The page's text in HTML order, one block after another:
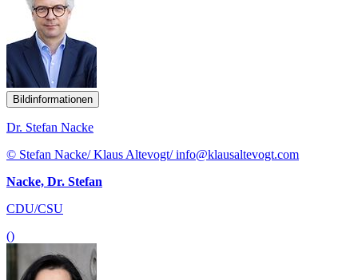
Bildinformationen
Dr. Stefan Nacke
© Stefan Nacke/ Klaus Altevogt/ info@klausaltevogt.com
Nacke, Dr. Stefan
CDU/CSU
()